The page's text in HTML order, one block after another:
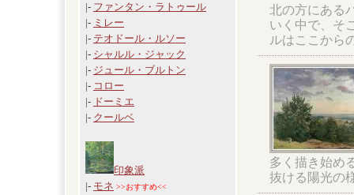
|- ファンタン・ラトゥール
|- ミレー
|- テオドール・ルソー
|- シャルル・ジャック
|- ジュール・ブルトン
|- コロー
|- ドーミエ
|- クールベ
印象派
|- モネ >>おすすめ<<
北の方にある
いく中で、そ
ルはここから
多く描き始め
抜ける陽光の